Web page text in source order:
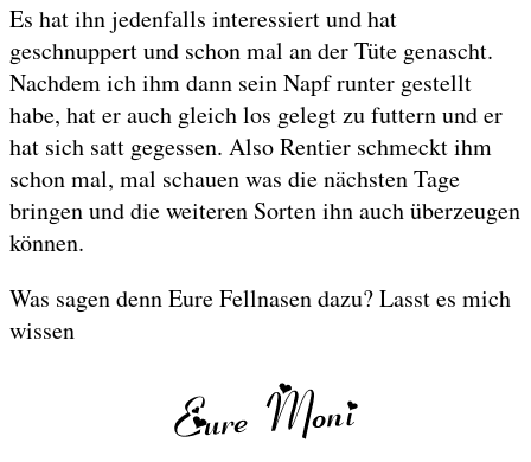
Es hat ihn jedenfalls interessiert und hat
geschnuppert und schon mal an der Tüte genascht.
Nachdem ich ihm dann sein Napf runter gestellt
habe, hat er auch gleich los gelegt zu futtern und er
hat sich satt gegessen. Also Rentier schmeckt ihm
schon mal, mal schauen was die nächsten Tage
bringen und die weiteren Sorten ihn auch überzeugen
können.
Was sagen denn Eure Fellnasen dazu? Lasst es mich
wissen